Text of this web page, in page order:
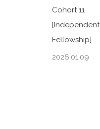
Cohort 11
[Independent
Fellowship]
2026.01.09